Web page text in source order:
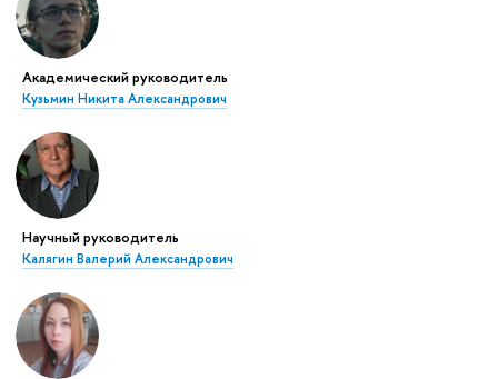
Академический руководитель
Кузьмин Никита Александрович
Научный руководитель
Калягин Валерий Александрович